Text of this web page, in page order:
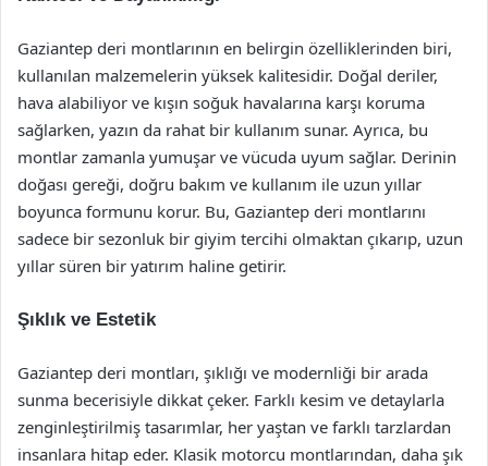
Gaziantep deri montlarının en belirgin özelliklerinden biri,
kullanılan malzemelerin yüksek kalitesidir. Doğal deriler,
hava alabiliyor ve kışın soğuk havalarına karşı koruma
sağlarken, yazın da rahat bir kullanım sunar. Ayrıca, bu
montlar zamanla yumuşar ve vücuda uyum sağlar. Derinin
doğası gereği, doğru bakım ve kullanım ile uzun yıllar
boyunca formunu korur. Bu, Gaziantep deri montlarını
sadece bir sezonluk bir giyim tercihi olmaktan çıkarıp, uzun
yıllar süren bir yatırım haline getirir.
Şıklık ve Estetik
Gaziantep deri montları, şıklığı ve modernliği bir arada
sunma becerisiyle dikkat çeker. Farklı kesim ve detaylarla
zenginleştirilmiş tasarımlar, her yaştan ve farklı tarzlardan
insanlara hitap eder. Klasik motorcu montlarından, daha şık